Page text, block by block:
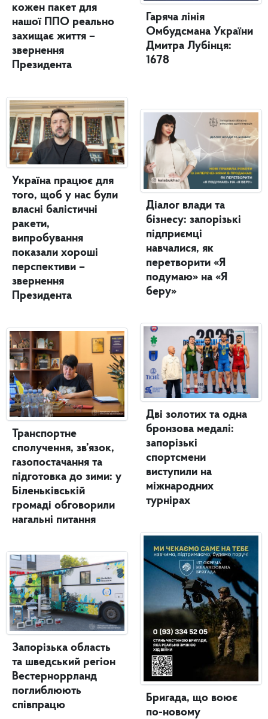
кожен пакет для
нашої ППО реально
захищає життя –
звернення
Президента
Україна працює для
того, щоб у нас були
власні балістичні
ракети,
випробування
показали хороші
перспективи –
звернення
Президента
Транспортне
сполучення, зв’язок,
газопостачання та
підготовка до зими: у
Біленьківській
громаді обговорили
нагальні питання
Запорізька область
та шведський регіон
Вестерноррланд
поглиблюють
співпрацю
Гаряча лінія
Омбудсмана України
Дмитра Лубінця:
1678
Діалог влади та
бізнесу: запорізькі
підприємці
навчалися, як
перетворити «Я
подумаю» на «Я
беру»
Дві золотих та одна
бронзова медалі:
запорізькі
спортсмени
виступили на
міжнародних
турнірах
Бригада, що воює
по-новому